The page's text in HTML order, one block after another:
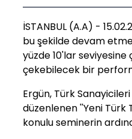
İSTANBUL (A.A) -
bu şekilde devam
yüzde 10'lar
çekebilecek bir
Ergün, Türk
düzenlenen ''Yeni Türk
konulu seminerin